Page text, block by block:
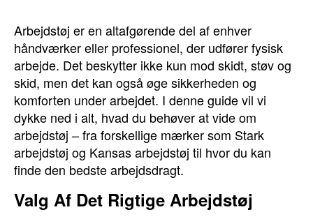
Arbejdstøj er en altafgørende del af enhver
håndværker eller professionel, der udfører fysisk
arbejde. Det beskytter ikke kun mod skidt, støv og
skid, men det kan også øge sikkerheden og
komforten under arbejdet. I denne guide vil vi
dykke ned i alt, hvad du behøver at vide om
arbejdstøj – fra forskellige mærker som Stark
arbejdstøj og Kansas arbejdstøj til hvor du kan
finde den bedste arbejdsdragt.
Valg Af Det Rigtige Arbejdstøj